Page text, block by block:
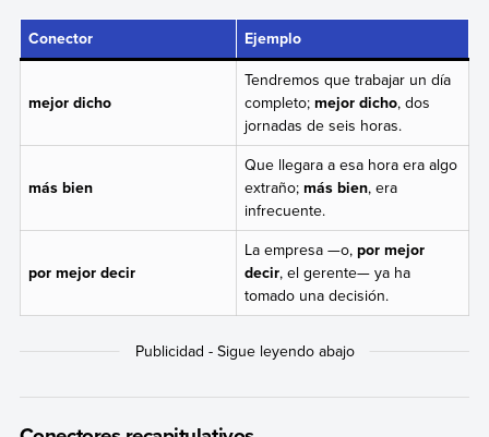
Conector Ejemplo
mejor dicho
Tendremos que trabajar un día
completo; mejor dicho, dos
jornadas de seis horas.
más bien
Que llegara a esa hora era algo
extraño; más bien, era
infrecuente.
por mejor decir
La empresa —o, por mejor
decir, el gerente— ya ha
tomado una decisión.